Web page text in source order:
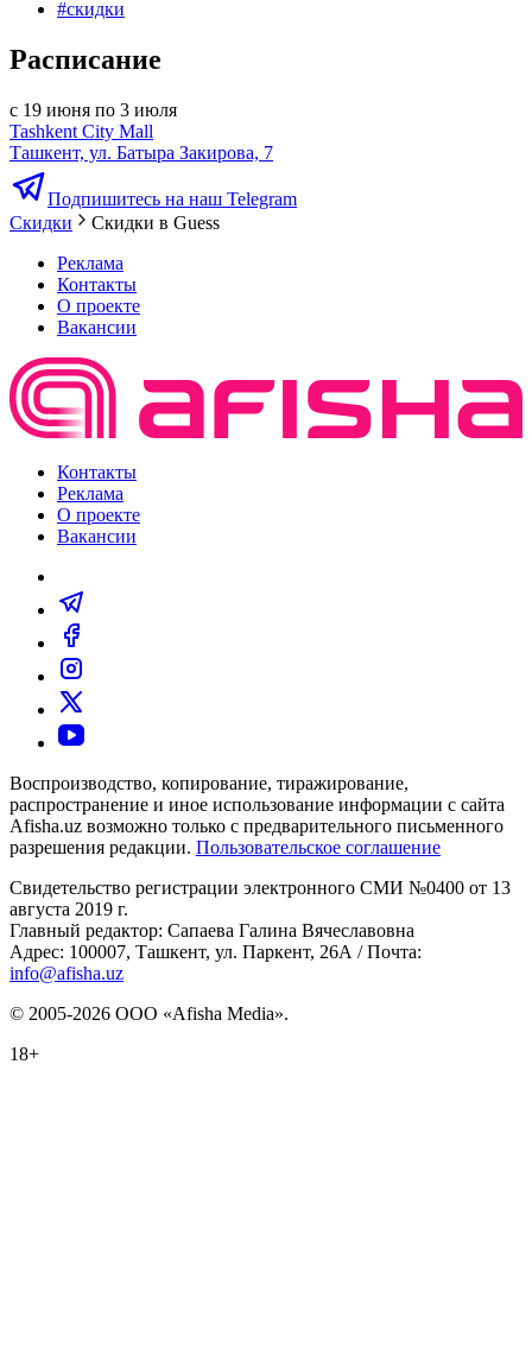
#скидки
Расписание
с 19 июня по 3 июля
Tashkent City Mall
Ташкент, ул. Батыра Закирова, 7
Подпишитесь на наш Telegram
Скидки
Скидки в Guess
Реклама
Контакты
О проекте
Вакансии
Контакты
Реклама
О проекте
Вакансии
Воспроизводство, копирование, тиражирование,
распространение и иное использование информации с сайта
Afisha.uz возможно только с предварительного письменного
разрешения редакции. Пользовательское соглашение
Свидетельство регистрации электронного СМИ №0400 от 13
августа 2019 г.
Главный редактор: Сапаева Галина Вячеславовна
Адрес: 100007, Ташкент, ул. Паркент, 26А / Почта:
info@afisha.uz
© 2005-2026 ООО «Afisha Media».
18+